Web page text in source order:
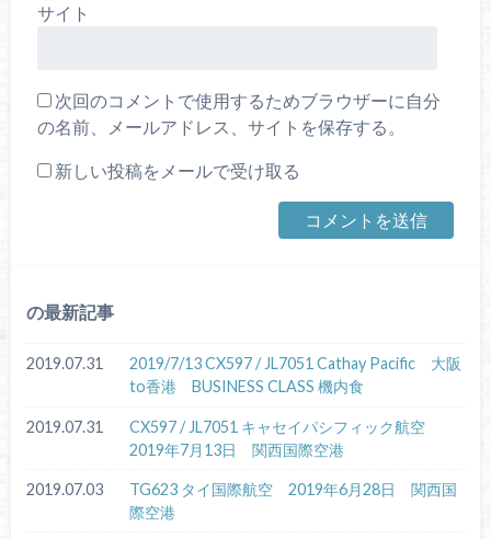
サイト
次回のコメントで使用するためブラウザーに自分
の名前、メールアドレス、サイトを保存する。
新しい投稿をメールで受け取る
の最新記事
2019.07.31
2019/7/13 CX597 / JL7051 Cathay Pacific 大阪
to香港 BUSINESS CLASS 機内食
2019.07.31
CX597 / JL7051 キャセイパシフィック航空
2019年7月13日 関西国際空港
2019.07.03
TG623 タイ国際航空 2019年6月28日 関西国
際空港